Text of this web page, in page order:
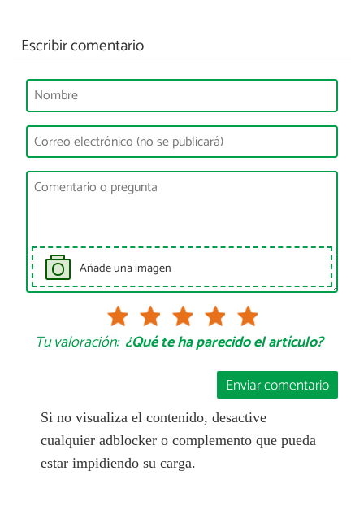
Escribir comentario
Añade una imagen
Tu valoración: ¿Qué te ha parecido el artículo?
Enviar comentario
Si no visualiza el contenido, desactive
cualquier adblocker o complemento que pueda
estar impidiendo su carga.